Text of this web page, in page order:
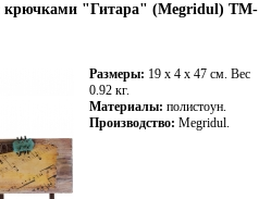
крючками "Гитара" (Megridul) TM-
Размеры: 19 x 4 x 47 см. Вес
0.92 кг.
Материалы: полистоун.
Производство: Megridul.